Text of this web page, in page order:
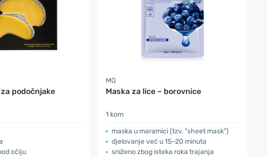
podočnjake
očiju
MQ
Maska za lice – borovnice
1 kom
maska u maramici (tzv. "sheet mask")
djelovanje već u 15–20 minuta
sniženo zbog isteka roka trajanja